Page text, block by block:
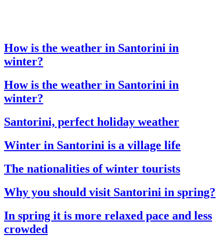
How is the weather in Santorini in
winter?
How is the weather in Santorini in
winter?
Santorini, perfect holiday weather
Winter in Santorini is a village life
The nationalities of winter tourists
Why you should visit Santorini in spring?
In spring it is more relaxed pace and less
crowded